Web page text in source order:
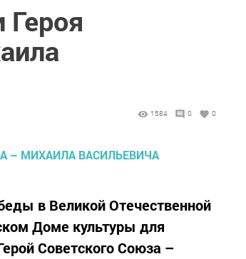
1584 0 0
в Великой Отечественной
Доме культуры для
Советского Союза –